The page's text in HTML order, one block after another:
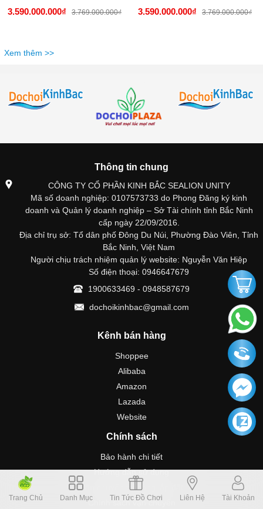
3.590.000.000₫ 3.769.000.000₫ 3.590.000.000₫ 3.769.000.000₫
Xem thêm >>
Thông tin chung
CÔNG TY CỔ PHẦN KINH BẮC SEALION UNITY
Mã số doanh nghiệp: 0107573733 do Phong Đăng ký kinh
doanh và Quản lý doanh nghiệp – Sở Tài chính tỉnh Bắc Ninh
cấp ngày 22/09/2016.
Địa chỉ trụ sở: Tổ dân phố Đông Du Núi, Phường Đào Viên, Tỉnh
Bắc Ninh, Việt Nam
Người chịu trách nhiệm quản lý website: Nguyễn Văn Hiệp
Số điện thoại: 0946647679
1900633469 - 0948587679
dochoikinhbac@gmail.com
Kênh bán hàng
Shoppee
Alibaba
Amazon
Lazada
Website
Chính sách
Bảo hành chi tiết
Hướng dẫn sử dụng
Vận chuyển thi công lắp đặt
Chính sách vận chuyển
Trang Chủ Danh Mục Tin Tức Đồ Chơi Liên Hệ Tài Khoản